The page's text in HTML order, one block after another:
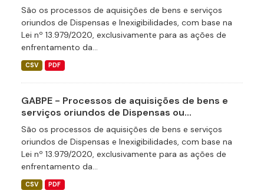
São os processos de aquisições de bens e serviços
oriundos de Dispensas e Inexigibilidades, com base na
Lei nº 13.979/2020, exclusivamente para as ações de
enfrentamento da...
CSV PDF
GABPE - Processos de aquisições de bens e
serviços oriundos de Dispensas ou...
São os processos de aquisições de bens e serviços
oriundos de Dispensas e Inexigibilidades, com base na
Lei nº 13.979/2020, exclusivamente para as ações de
enfrentamento da...
CSV PDF